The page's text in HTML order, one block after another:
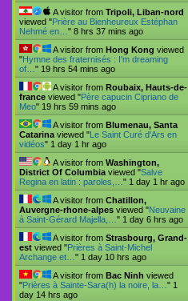
A visitor from Tripoli, Liban-nord
viewed "Prière au Bienheureux Estéphan
Nehmé en… " 8 hrs 37 mins ago
A visitor from Hong Kong viewed
"Hymne des fraternisés : I'm dreaming
of… " 19 hrs 54 mins ago
A visitor from Roubaix, Hauts-de-
france viewed "Père capucin Cipriano de
Meo" 19 hrs 59 mins ago
A visitor from Blumenau, Santa
Catarina viewed "Le Saint Curé d'Ars en
vidéos" 1 day 1 hr ago
A visitor from Washington,
District Of Columbia viewed "Salve
Regina en latin : paroles,… " 1 day 1 hr ago
A visitor from Chatillon,
Auvergne-rhone-alpes viewed "Neuvaine
à Saint-Gérard Majella,… " 1 day 6 hrs ago
A visitor from Strasbourg, Grand-
est viewed "Prières à Saint-Michel
Archange et… " 1 day 10 hrs ago
A visitor from Bac Ninh viewed
"Prières à Sainte-Sara(h) la noire, la… " 1
day 14 hrs ago